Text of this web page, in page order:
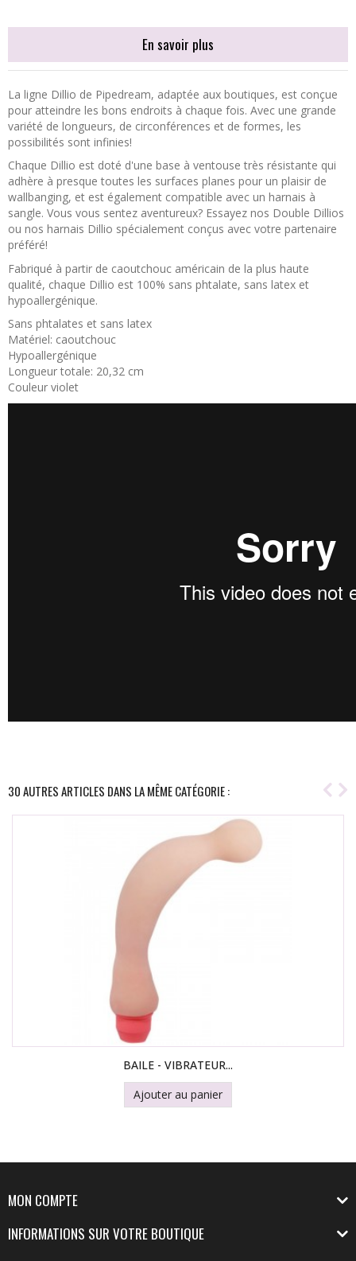
En savoir plus
La ligne Dillio de Pipedream, adaptée aux boutiques, est conçue
pour atteindre les bons endroits à chaque fois. Avec une grande
variété de longueurs, de circonférences et de formes, les
possibilités sont infinies!
Chaque Dillio est doté d'une base à ventouse très résistante qui
adhère à presque toutes les surfaces planes pour un plaisir de
wallbanging, et est également compatible avec un harnais à
sangle. Vous vous sentez aventureux? Essayez nos Double Dillios
ou nos harnais Dillio spécialement conçus avec votre partenaire
préféré!
Fabriqué à partir de caoutchouc américain de la plus haute
qualité, chaque Dillio est 100% sans phtalate, sans latex et
hypoallergénique.
Sans phtalates et sans latex
Matériel: caoutchouc
Hypoallergénique
Longueur totale: 20,32 cm
Couleur violet
30 AUTRES ARTICLES DANS LA MÊME CATÉGORIE :
BAILE - VIBRATEUR...
Ajouter au panier
MON COMPTE
INFORMATIONS SUR VOTRE BOUTIQUE